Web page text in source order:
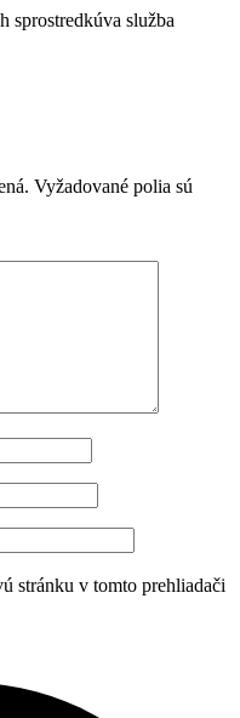
sprostredkúva služba
Vyžadované polia sú
stránku v tomto prehliadači